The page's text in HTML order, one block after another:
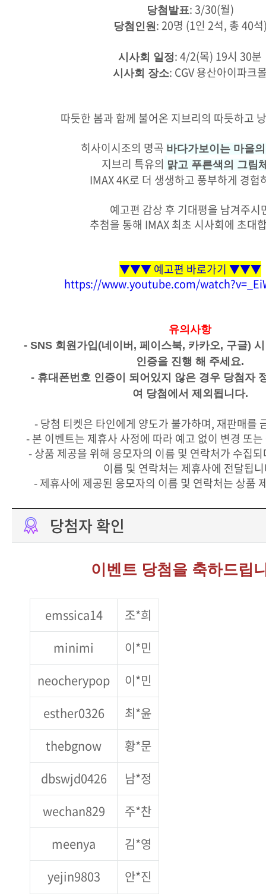
당첨발표: 3/30(월)
당첨인원 : 20명 (1인 2석, 총 40
시사회 일정: 4/2(목) 19시 30분
시사회 장소: CGV 용산아이파크
따듯한 봄과 함께 불어온 지브리의 따듯하고
히사이시조의 명곡 바다가보이는 마을
지브리 특유의 맑고 푸른색의 그림
IMAX 4K로 더 생생하고 풍부하게 경험
예고편 감상 후 기대평을 남겨주시
추첨을 통해 IMAX 최초 시사회에 초대
▼▼▼ 예고편 바로가기 ▼▼▼
https://www.youtube.com/
유의사항
- SNS 회원가입(네이버, 페이스북, 카카오, 구글)
인증을 진행 해 주세요.
- 휴대폰번호 인증이 되어있지 않은 경우 당첨자
여 당첨에서 제외됩니다.
- 당첨 티켓은 타인에게 양도가 불가하며, 재판매를
- 본 이벤트는 제휴사 사정에 따라 예고 없이 변경 또
- 상품 제공을 위해 응모자의 이름 및 연락처가 수집
이름 및 연락처는 제휴사에 전달됩
- 제휴사에 제공된 응모자의 이름 및 연락처는 상품
당첨자 확인
이벤트 당첨을 축하드립
emssica14
조*희
minimi
이*민
neocherypop
이*민
esther0326
최*윤
thebgnow
황*문
dbswjd0426
남*정
wechan829
주*찬
meenya
김*영
yejin9803
안*진